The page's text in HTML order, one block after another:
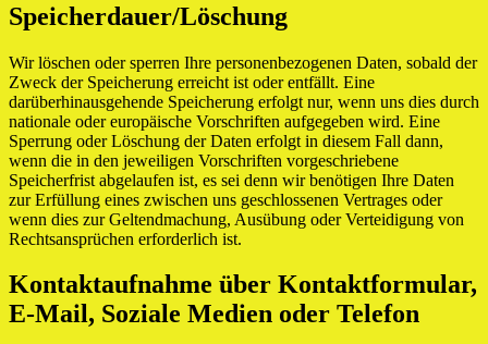
Speicherdauer/Löschung
Wir löschen oder sperren Ihre personenbezogenen Daten, sobald der
Zweck der Speicherung erreicht ist oder entfällt. Eine
darüberhinausgehende Speicherung erfolgt nur, wenn uns dies durch
nationale oder europäische Vorschriften aufgegeben wird. Eine
Sperrung oder Löschung der Daten erfolgt in diesem Fall dann,
wenn die in den jeweiligen Vorschriften vorgeschriebene
Speicherfrist abgelaufen ist, es sei denn wir benötigen Ihre Daten
zur Erfüllung eines zwischen uns geschlossenen Vertrages oder
wenn dies zur Geltendmachung, Ausübung oder Verteidigung von
Rechtsansprüchen erforderlich ist.
Kontaktaufnahme über Kontaktformular,
E-Mail, Soziale Medien oder Telefon